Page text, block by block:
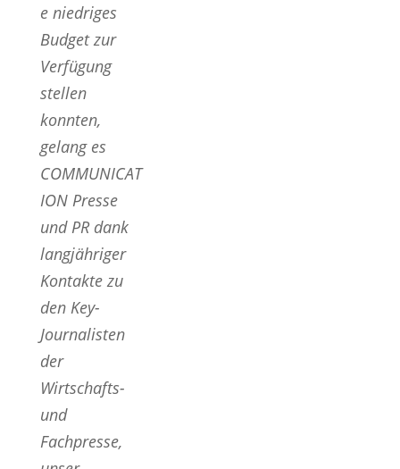
e niedriges
Budget zur
Verfügung
stellen
konnten,
gelang es
COMMUNICAT
ION Presse
und PR dank
langjähriger
Kontakte zu
den Key-
Journalisten
der
Wirtschafts-
und
Fachpresse,